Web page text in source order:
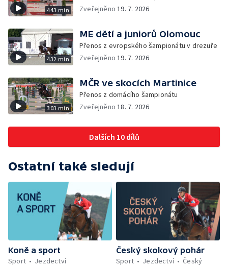
443 min
Zveřejněno19. 7. 2026
432 min
ME dětí a juniorů Olomouc
Přenos z evropského šampionátu v drezuře
Zveřejněno19. 7. 2026
303 min
MČR ve skocích Martinice
Přenos z domácího šampionátu
Zveřejněno18. 7. 2026
Dalších 10 dílů
Ostatní také sledují
Koně a sport
Sport
Jezdectví
Český skokový pohár
Sport
Jezdectví Český